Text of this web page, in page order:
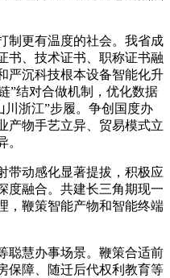
更有温度的社会。我省成
书、技术证书、职称证书融
严沉科技根本设备智能化升
”结对合做机制，优化数据
川浙江”步履。争创国度办
产物手艺立异、贸易模式立
。
动感化显著提拔，积极应
度融合。共建长三角期现一
，鞭策智能产物和智能终端
慧办事场景。鞭策合适前
保障、随迁后代权利教育等